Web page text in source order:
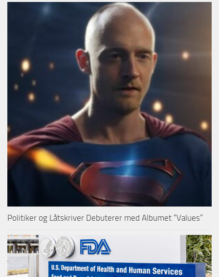
Politiker og Låtskriver Debuterer med Albumet “Values”